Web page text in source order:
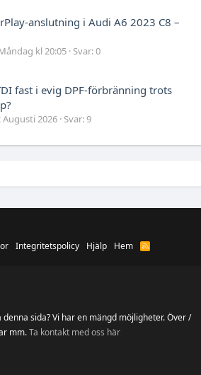
anslutning i Audi A6 2023 C8 –
kl 20:05 Svar: 0
fast i evig DPF-förbränning trots
Augusti 2026 Svar: 9
Integritetspolicy Hjälp Hem
R
S
sida? Vi har en mängd möjligheter. Över /
mm.Ta kontakt med oss här